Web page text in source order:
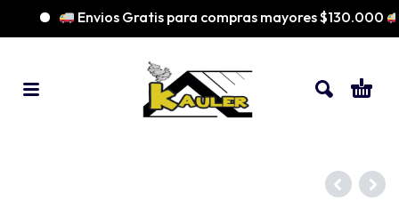
Envios Gratis para compras mayores $130.000